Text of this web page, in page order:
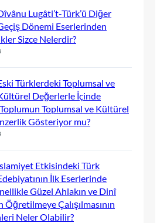
Lugâti’t-Türk’ü Diğer
Dönemi Eserlerinden
Sizce Nelerdir?
Türklerdeki Toplumsal ve
Değerlerle İçinde
Toplumun Toplumsal ve Kültürel
Gösteriyor mu?
Etkisindeki Türk
İlk Eserlerinde
Güzel Ahlakın ve Dinî
Çalışılmasının
Neler Olabilir?